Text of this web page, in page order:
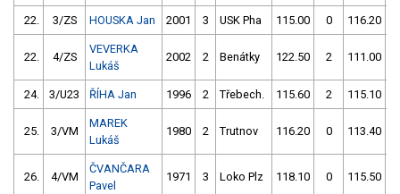
22. 3/ZS HOUSKA Jan 2001 3 USK Pha 115.00 0 116.20
22. 4/ZS
VEVERKA
Lukáš
2002 2 Benátky 122.50 2 111.00
24. 3/U23 ŘÍHA Jan 1996 2 Třebech. 115.60 2 115.10
25. 3/VM
MAREK
Lukáš
1980 2 Trutnov 116.20 0 113.40
26. 4/VM
ČVANČARA
Pavel
1971 3 Loko Plz 118.10 0 115.50